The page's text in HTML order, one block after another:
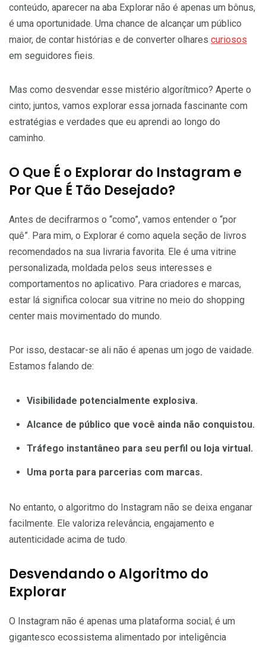
conteúdo, aparecer na aba Explorar não é apenas um bônus,
é uma oportunidade. Uma chance de alcançar um público
maior, de contar histórias e de converter olhares curiosos
em seguidores fieis.
Mas como desvendar esse mistério algorítmico? Aperte o
cinto; juntos, vamos explorar essa jornada fascinante com
estratégias e verdades que eu aprendi ao longo do
caminho.
O Que É o Explorar do Instagram e
Por Que É Tão Desejado?
Antes de decifrarmos o “como”, vamos entender o “por
quê”. Para mim, o Explorar é como aquela seção de livros
recomendados na sua livraria favorita. Ele é uma vitrine
personalizada, moldada pelos seus interesses e
comportamentos no aplicativo. Para criadores e marcas,
estar lá significa colocar sua vitrine no meio do shopping
center mais movimentado do mundo.
Por isso, destacar-se ali não é apenas um jogo de vaidade.
Estamos falando de:
Visibilidade potencialmente explosiva.
Alcance de público que você ainda não conquistou.
Tráfego instantâneo para seu perfil ou loja virtual.
Uma porta para parcerias com marcas.
No entanto, o algoritmo do Instagram não se deixa enganar
facilmente. Ele valoriza relevância, engajamento e
autenticidade acima de tudo.
Desvendando o Algoritmo do
Explorar
O Instagram não é apenas uma plataforma social; é um
gigantesco ecossistema alimentado por inteligência